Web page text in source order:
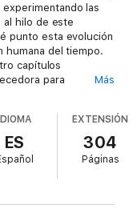
las
al hilo de este
punto esta evolución
humana del tiempo.
capítulos
para
Más
IDIOMA
ES
EXTENSIÓN
304
Páginas